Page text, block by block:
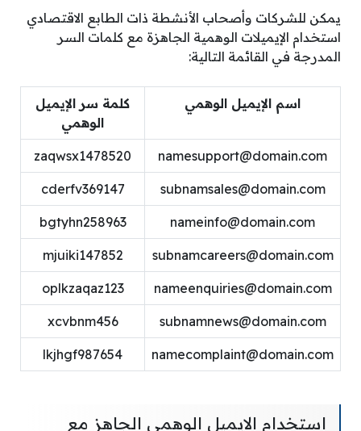
يمكن للشركات وأصحاب الأنشطة ذات الطابع الاقتصادي
استخدام الإيميلات الوهمية الجاهزة مع كلمات السر
المدرجة في القائمة التالية:
اسم الإيميل الوهمي
كلمة سر الإيميل
الوهمي
namesupport@domain.com
zaqwsx1478520
subnamsales@domain.com
cderfv369147
nameinfo@domain.com
bgtyhn258963
subnamcareers@domain.com
mjuiki147852
nameenquiries@domain.com
oplkzaqaz123
subnamnews@domain.com
xcvbnm456
namecomplaint@domain.com
lkjhgf987654
استخدام الايميل الوهمي الجاهز مع